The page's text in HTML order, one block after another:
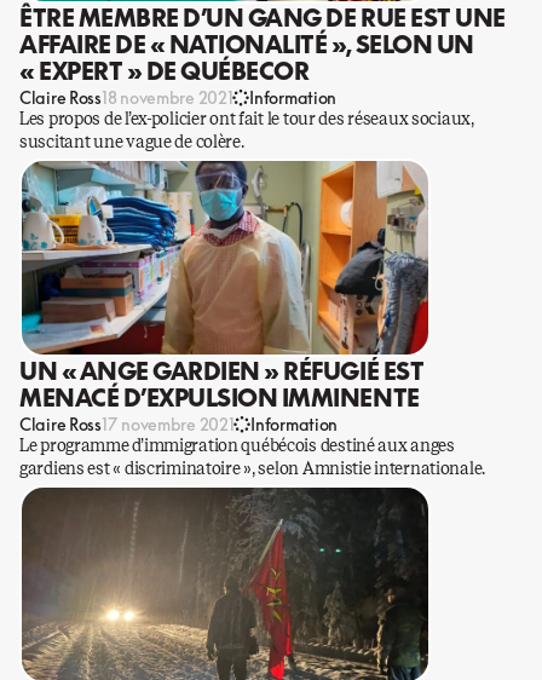
ÊTRE MEMBRE D’UN GANG DE RUE EST UNE
AFFAIRE DE « NATIONALITÉ », SELON UN
« EXPERT » DE QUÉBECOR
Claire Ross18 novembre 2021 Information
Les propos de l’ex-policier ont fait le tour des réseaux sociaux,
suscitant une vague de colère.
UN « ANGE GARDIEN » RÉFUGIÉ EST
MENACÉ D’EXPULSION IMMINENTE
Claire Ross17 novembre 2021 Information
Le programme d’immigration québécois destiné aux anges
gardiens est « discriminatoire », selon Amnistie internationale.